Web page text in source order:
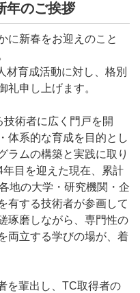
年のご挨拶
に新春をお迎えのこと
材育成活動に対し、格別
礼申し上げます。
術者に広く門戸を開
体系的な育成を目的とし
ラムの構築と実践に取り
目を迎えた現在、累計
地の大学・研究機関・企
有する技術者が参画して
琢磨しながら、専門性の
両立する学びの場が、着
を輩出し、TC取得者の